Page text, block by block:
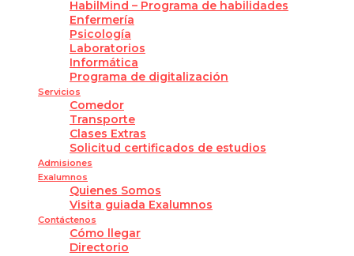
HabilMind – Programa de habilidades
Enfermería
Psicología
Laboratorios
Informática
Programa de digitalización
Servicios
Comedor
Transporte
Clases Extras
Solicitud certificados de estudios
Admisiones
Exalumnos
Quienes Somos
Visita guiada Exalumnos
Contáctenos
Cómo llegar
Directorio